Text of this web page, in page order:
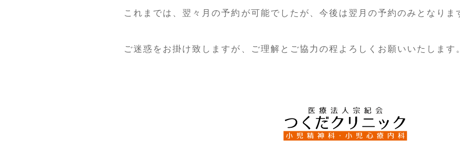
これまでは、翌々月の予約が可能でしたが、今後は翌月の予約のみとなりま
ご迷惑をお掛け致しますが、ご理解とご協力の程よろしくお願いいたします